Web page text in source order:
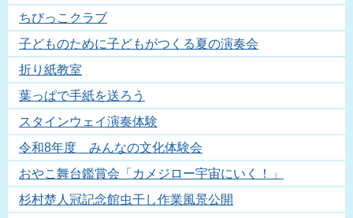
ちびっこクラブ
子どものために子どもがつくる夏の演奏会
折り紙教室
葉っぱで手紙を送ろう
スタインウェイ演奏体験
令和8年度 みんなの文化体験会
おやこ舞台鑑賞会「カメジロー宇宙にいく！」
杉村楚人冠記念館虫干し作業風景公開